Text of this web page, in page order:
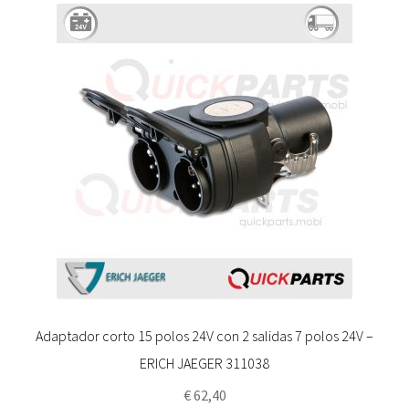
Adaptador corto 15 polos 24V con 2 salidas 7 polos 24V –
ERICH JAEGER 311038
€62,40